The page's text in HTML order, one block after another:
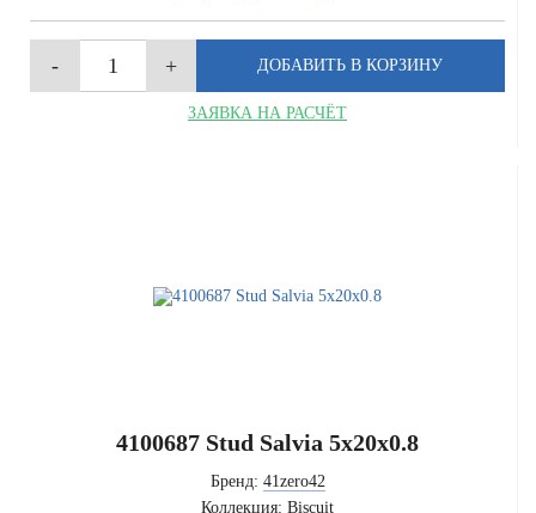
ЗАЯВКА НА РАСЧЁТ
4100687 Stud Salvia 5x20x0.8
Бренд: 41zero42
Коллекция: Biscuit